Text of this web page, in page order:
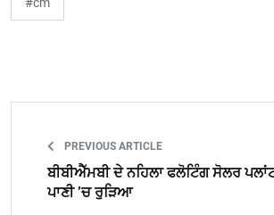
PREVIOUS ARTICLE
ਬੀਬੀਐੱਮਬੀ ਦੇ ਨਹਿਲਾ ਫਲੋਟਿੰਗ ਸੋਲਰ
ਪਾਣੀ ’ਚ ਰੁੜਿਆ